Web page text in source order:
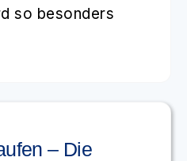
so besonders
– Die